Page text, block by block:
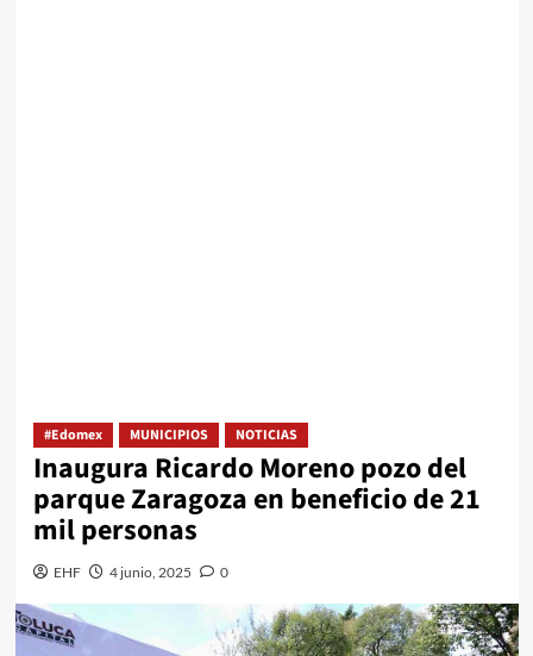
#Edomex MUNICIPIOS NOTICIAS
Inaugura Ricardo Moreno pozo del
parque Zaragoza en beneficio de 21
mil personas
EHF 4 junio, 2025 0